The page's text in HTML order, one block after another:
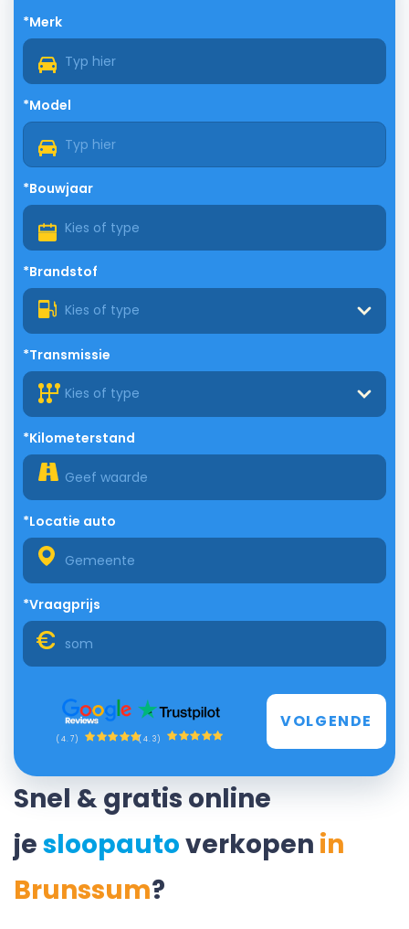
*Merk
*Model
*Bouwjaar
*Brandstof
Kies of type
*Transmissie
Kies of type
*Kilometerstand
*Locatie auto
*Vraagprijs
(4.7) (4.3)
VOLGENDE
Snel & gratis online
jesloopautoverkopen in
Brunssum?